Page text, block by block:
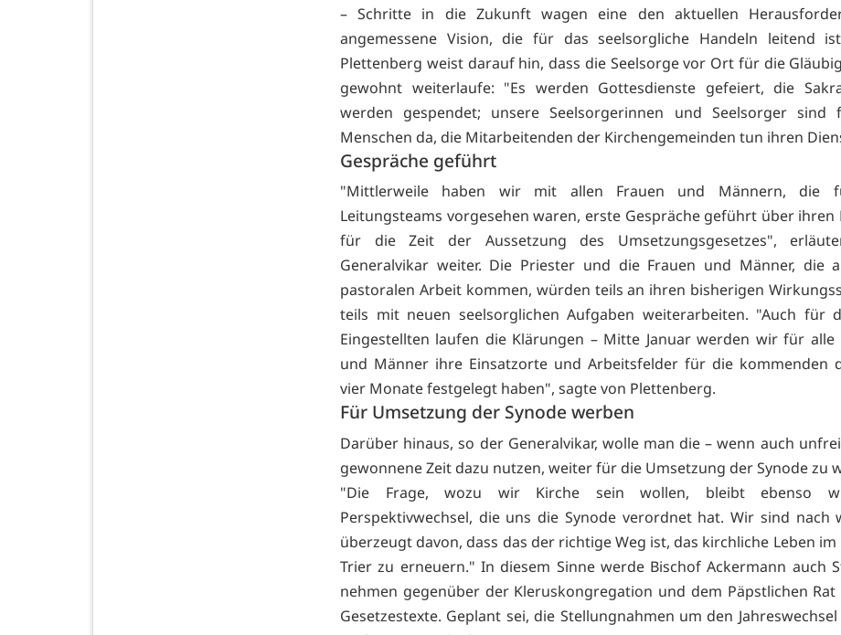
– Schritte in die Zukunft wagen eine den aktuellen
angemessene Vision, die für das seelsorgliche Handeln leitend
Plettenberg weist darauf hin, dass die Seelsorge vor Ort für die
gewohnt weiterlaufe: "Es werden Gottesdienste gefeiert, die
werden gespendet; unsere Seelsorgerinnen und Seelsorger sind
Menschen da, die Mitarbeitenden der Kirchengemeinden tun ihren
Gespräche geführt
"Mittlerweile haben wir mit allen Frauen und Männern, die
Leitungsteams vorgesehen waren, erste Gespräche geführt über ihren
für die Zeit der Aussetzung des Umsetzungsgesetzes",
Generalvikar weiter. Die Priester und die Frauen und Männer, die
pastoralen Arbeit kommen, würden teils an ihren bisherigen
teils mit neuen seelsorglichen Aufgaben weiterarbeiten. "Auch für
Eingestellten laufen die Klärungen – Mitte Januar werden wir für alle
und Männer ihre Einsatzorte und Arbeitsfelder für die kommenden
vier Monate festgelegt haben", sagte von Plettenberg.
Für Umsetzung der Synode werben
Darüber hinaus, so der Generalvikar, wolle man die – wenn auch
gewonnene Zeit dazu nutzen, weiter für die Umsetzung der Synode zu
"Die Frage, wozu wir Kirche sein wollen, bleibt ebenso
Perspektivwechsel, die uns die Synode verordnet hat. Wir sind nach
überzeugt davon, dass das der richtige Weg ist, das kirchliche Leben im
Trier zu erneuern." In diesem Sinne werde Bischof Ackermann auch
nehmen gegenüber der Kleruskongregation und dem Päpstlichen
Gesetzestexte. Geplant sei, die Stellungnahmen um den